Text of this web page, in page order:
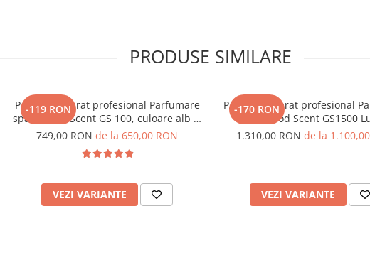
PRODUSE SIMILARE
-119 RON
PACHET: Aparat profesional Parfumare
spatii Good Scent GS 100, culoare alb si
negru si 5 rezerve de 100 g incluse
749,00 RONde la 650,00 RON
VEZI VARIANTE
-170 RON
PACHET: Aparat profesional
spatii Good Scent GS1500
culoare negra, cu rezerva
1.310,00 RONde la
VEZI VARIANTE